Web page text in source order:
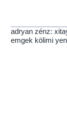
adryan zénz:
emgek kölimi